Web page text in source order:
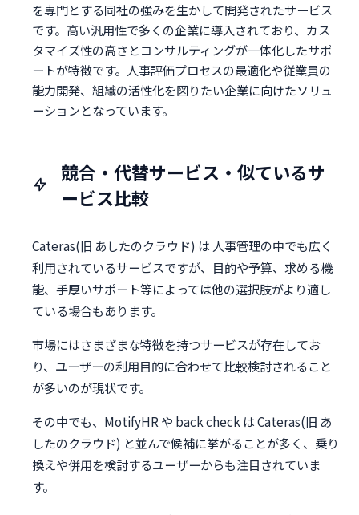
を専門とする同社の強みを生かして開発されたサービス
です。高い汎用性で多くの企業に導入されており、カス
タマイズ性の高さとコンサルティングが一体化したサポ
ートが特徴です。人事評価プロセスの最適化や従業員の
能力開発、組織の活性化を図りたい企業に向けたソリュ
ーションとなっています。
競合・代替サービス・似ているサ
ービス比較
Cateras(旧 あしたのクラウド) は 人事管理の中でも広く
利用されているサービスですが、目的や予算、求める機
能、手厚いサポート等によっては他の選択肢がより適し
ている場合もあります。
市場にはさまざまな特徴を持つサービスが存在してお
り、ユーザーの利用目的に合わせて比較検討されること
が多いのが現状です。
その中でも、MotifyHR や back check は Cateras(旧 あ
したのクラウド) と並んで候補に挙がることが多く、乗り
換えや併用を検討するユーザーからも注目されていま
す。